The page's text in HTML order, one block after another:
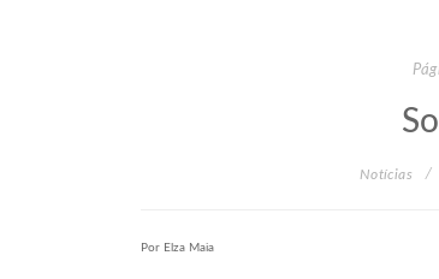
Notícias
Por Elza Maia